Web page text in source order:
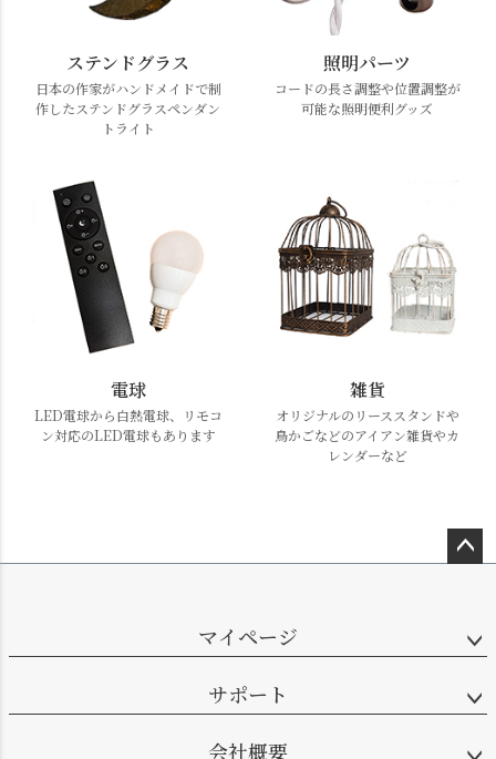
ステンドグラス
日本の作家がハンドメイドで制
作したステンドグラスペンダン
トライト
照明パーツ
コードの長さ調整や位置調整が
可能な照明便利グッズ
電球
LED電球から白熱電球、リモコ
ン対応のLED電球もあります
雑貨
オリジナルのリーススタンドや
鳥かごなどのアイアン雑貨やカ
レンダーなど
マイページ
サポート
会社概要